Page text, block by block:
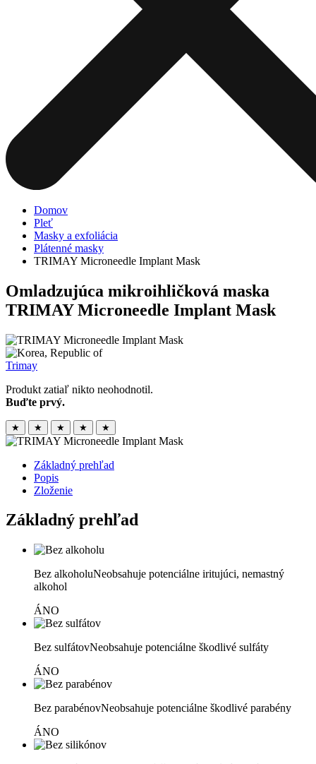
Domov
Pleť
Masky a exfoliácia
Plátenné masky
TRIMAY Microneedle Implant Mask
Omladzujúca mikroihličková maska
TRIMAY Microneedle Implant Mask
Trimay
Produkt zatiaľ nikto neohodnotil.
Buďte prvý.
★ ★ ★ ★ ★
Základný prehľad
Popis
Zloženie
Základný prehľad
Bez alkoholuNeobsahuje potenciálne iritujúci, nemastný
alkohol
ÁNO
Bez sulfátovNeobsahuje potenciálne škodlivé sulfáty
ÁNO
Bez parabénovNeobsahuje potenciálne škodlivé parabény
ÁNO